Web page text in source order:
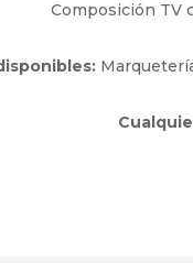
Composición TV